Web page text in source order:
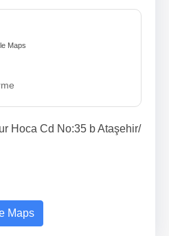
Maps
Hoca Cd No:35 b Ataşehir/
Maps